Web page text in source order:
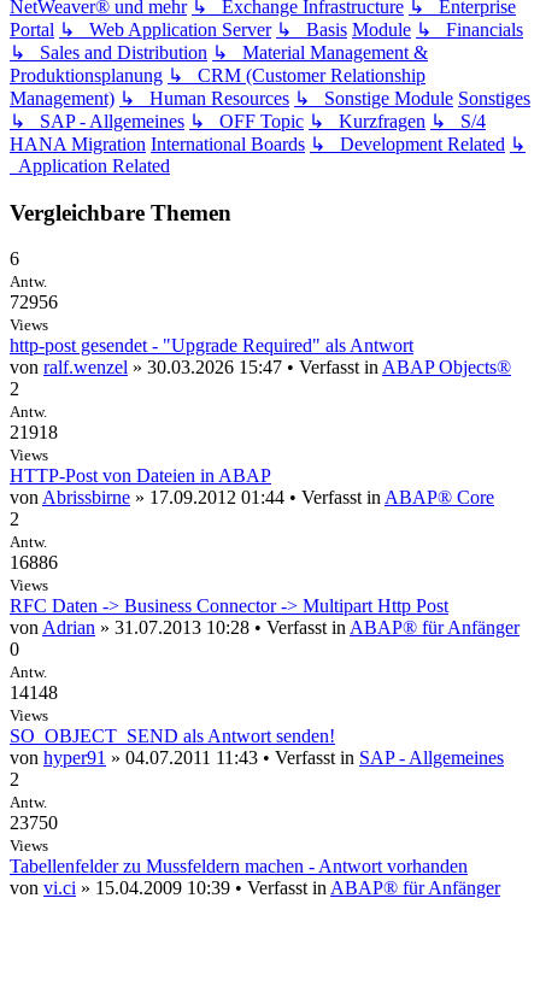
NetWeaver® und mehr ↳ Exchange Infrastructure ↳ Enterprise
Portal ↳ Web Application Server ↳ Basis Module ↳ Financials
↳ Sales and Distribution ↳ Material Management &
Produktionsplanung ↳ CRM (Customer Relationship
Management) ↳ Human Resources ↳ Sonstige Module Sonstiges
↳ SAP - Allgemeines ↳ OFF Topic ↳ Kurzfragen ↳ S/4
HANA Migration International Boards ↳ Development Related ↳
Application Related
Vergleichbare Themen
6
Antw.
72956
Views
http-post gesendet - "Upgrade Required" als Antwort
von ralf.wenzel » 30.03.2026 15:47 • Verfasst in ABAP Objects®
2
Antw.
21918
Views
HTTP-Post von Dateien in ABAP
von Abrissbirne » 17.09.2012 01:44 • Verfasst in ABAP® Core
2
Antw.
16886
Views
RFC Daten -> Business Connector -> Multipart Http Post
von Adrian » 31.07.2013 10:28 • Verfasst in ABAP® für Anfänger
0
Antw.
14148
Views
SO_OBJECT_SEND als Antwort senden!
von hyper91 » 04.07.2011 11:43 • Verfasst in SAP - Allgemeines
2
Antw.
23750
Views
Tabellenfelder zu Mussfeldern machen - Antwort vorhanden
von vi.ci » 15.04.2009 10:39 • Verfasst in ABAP® für Anfänger